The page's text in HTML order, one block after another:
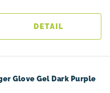
DETAIL
Glove Gel Dark Purple